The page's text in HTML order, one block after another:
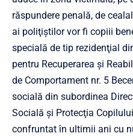
răspundere penală, de
ai poliţiştilor vor fi copiii
specială de tip rezidenţial
pentru Recuperarea şi
de Comportament nr. 5
socială din subordinea
Socială şi Protecţia
confruntat în ultimii ani cu